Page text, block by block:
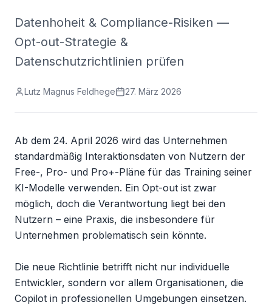
Datenhoheit & Compliance-Risiken —
Opt-out-Strategie &
Datenschutzrichtlinien prüfen
Lutz Magnus Feldhege 27. März 2026
Ab dem 24. April 2026 wird das Unternehmen
standardmäßig Interaktionsdaten von Nutzern der
Free-, Pro- und Pro+-Pläne für das Training seiner
KI-Modelle verwenden. Ein Opt-out ist zwar
möglich, doch die Verantwortung liegt bei den
Nutzern – eine Praxis, die insbesondere für
Unternehmen problematisch sein könnte.
Die neue Richtlinie betrifft nicht nur individuelle
Entwickler, sondern vor allem Organisationen, die
Copilot in professionellen Umgebungen einsetzen.